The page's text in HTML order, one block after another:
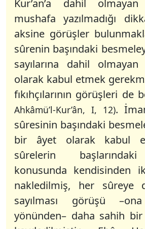
Kur’an’a dahil
mushafa yazılmadığı
aksine görüşler
sûrenin başındaki
sayılarına dahil
olarak kabul etmek
fıkıhçılarının görüşleri de
Ahkâmü’l-Kur’ân, I, 12).
sûresinin başındaki
bir âyet olarak kabul
sûrelerin
konusunda kendisinden
nakledilmiş, her sûreye
sayılması görüşü
yönünden– daha sahih